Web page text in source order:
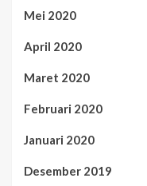
Mei 2020
April 2020
Maret 2020
Februari 2020
Januari 2020
Desember 2019